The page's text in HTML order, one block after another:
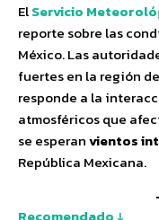
ElServicio
reporte sobre las
México. Las
fuertes en la región
responde a la
atmosféricos que
se esperanvientos
República Mexicana.
Recomendado ↓